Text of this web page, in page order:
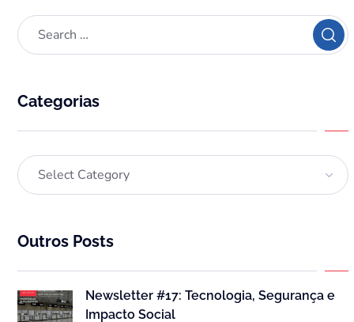
Categorias
Outros Posts
Newsletter #17: Tecnologia, Segurança e
Impacto Social